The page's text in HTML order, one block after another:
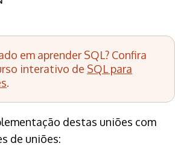
em aprender SQL? Confira
interativo de SQL para
.
destas uniões com
de uniões: